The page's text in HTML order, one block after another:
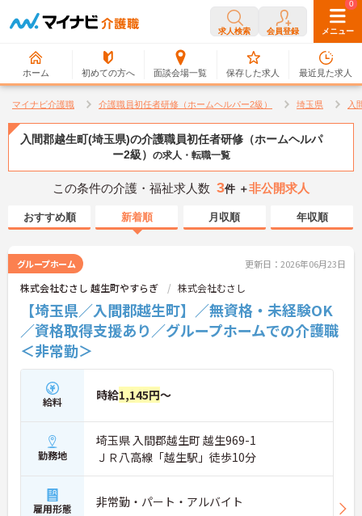
求人検索 会員登録 メニュー
ホーム 初めての方へ 面談会場一覧
0
保存した求人
0
最近見た求人
マイナビ介護職 介護職員初任者研修（ホームヘルパー2級） 埼玉県 入
入間郡越生町(埼玉県)の介護職員初任者研修（ホームヘルパ
ー2級） の求人・転職一覧
この条件の介護・福祉求人数 3件 ＋非公開求人
おすすめ順 新着順 月収順 年収順
グループホーム 更新日：2026年06月23日
株式会社むさし 越生町やすらぎ 株式会社むさし
【埼玉県／入間郡越生町】／無資格・未経験OK
／資格取得支援あり／グループホームでの介護職
＜非常勤＞
給料 時給1,145円～
勤務地
埼玉県 入間郡越生町 越生969-1
ＪＲ八高線「越生駅」徒歩10分
雇用形態 非常勤・パート・アルバイト